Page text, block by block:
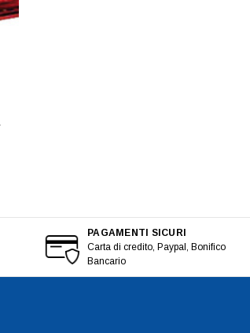
PAGAMENTI SICURI
Carta di credito, Paypal, Bonifico
Bancario